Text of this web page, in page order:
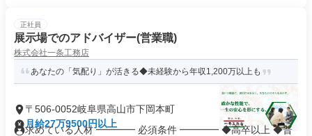
正社員
展示場でのアドバイザー(営業職)
株式会社一条工務店
あなたの「気配り」が活きる◆未経験から年収1,200万以上も
〒506-0052岐阜県高山市下岡本町
月給27万9500円以上
求めている人材 ━━━━ 必須条件 ━━━━ ◆高卒以上 ◆普